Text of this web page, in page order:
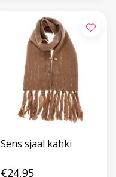
Sens sjaal kahki
€24,95